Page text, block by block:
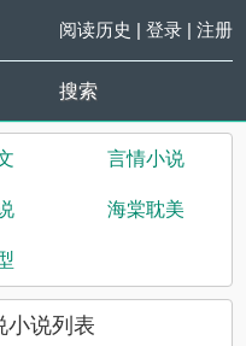
阅读历史 | 登录| 注册
搜索
言情小说
海棠耽美
小说列表